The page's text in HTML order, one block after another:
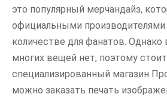
это популярный мерчандайз,
официальными
количестве для фанатов. Однако
многих вещей нет, поэтому
специализированный магазин
можно заказать печать